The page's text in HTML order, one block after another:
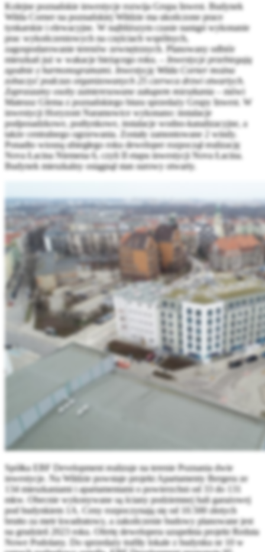
Kolejne poznańskie inwestycje rozwija Grupa Inwest. Budynek
Wilda Corner na poznańskiej Wildzie ma ukończone prace
tynkarskie i elewacyjne. W najbliższym czasie nastąpi wykonanie
prac wykończeniowych na częściach wspólnych,
zagospodarowanie terenów zewnętrznych. Planowany odbiór
mieszkań już w wakacje bieżącego roku. – Inwestycje przebiegają
zgodnie z harmonogramami. Inwestycję Wilda Corner można
zobaczyć podczas organizowanych 25 czerwca drzwi otwartych.
Zapraszamy osoby zainteresowane zakupem mieszkania– mówi
Mateusz Glema z poznańskiego biura sprzedaży Grupy Inwest. W
inwestycji Horyzont Naramowice wykonano: instalacje
podposadzkowe, podtynkowe, instalacje wodno-kanalizacyjne, a
także centralnego ogrzewania. Zostały zamontowane 2 windy.
Ponadto wiosną ubiegłego roku deweloper rozpoczął realizację
Nova Łacina Niemena 6, czyli II etapu inwestycji Nova Łacina.
Budynek mieszkalny osiągnął stan surowy otwarty.
Spółka EBF Development realizuje na terenie Poznania dwie
inwestycje. Na Wildzie powstaje projekt Apartamenty Bergera ze
134 mieszkaniami i apartamentami o powierzchni od 33 do 131
mkw. Obecnie wykonywane są ściany podziemnej hali garażowej
pod budynkiem 1A. Ceny rozpoczynają się od 10.500 złotych
brutto za metr kwadratowy, a zakończenie budowy planowane jest
na grudzień 2023 roku. Ofertę dewelopera uzupełnia projekt Reduta
Nowe Podolany. Do sprzedaży trafiły lokale z budynku nr 10 w